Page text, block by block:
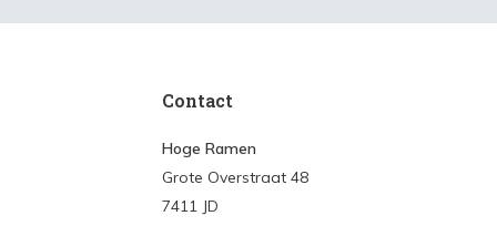
Contact
Hoge Ramen
Grote Overstraat 48
7411 JD